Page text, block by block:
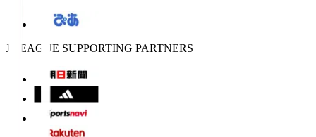
J.LEAGUE SUPPORTING PARTNERS